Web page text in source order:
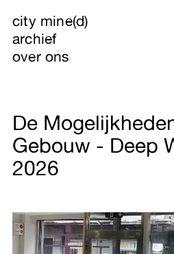
city mine(d)
archief
over ons
De
Gebouw - Deep
2026